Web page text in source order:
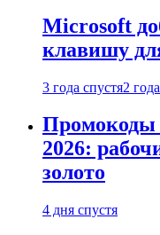
Microsoft
клавишу
3 года спустя2
Промокоды
2026:
золото
4 дня спустя